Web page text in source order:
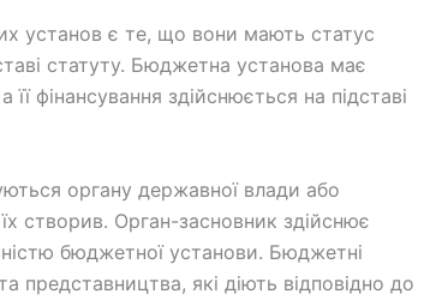
установ є те, що вони мають статус
статуту. Бюджетна установа має
фінансування здійснюється на підставі
органу державної влади або
створив. Орган-засновник здійснює
бюджетної установи. Бюджетні
представництва, які діють відповідно до